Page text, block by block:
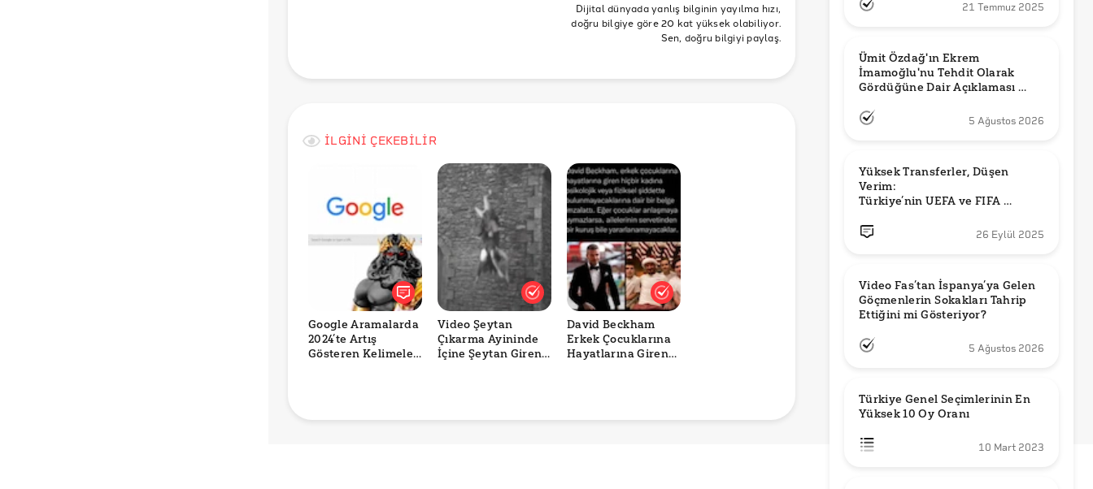
Dijital dünyada yanlış bilginin yayılma hızı,
doğru bilgiye göre 20 kat yüksek olabiliyor.
Sen, doğru bilgiyi paylaş.
İLGİNİ ÇEKEBİLİR
Google Aramalarda
2024’te Artış
Gösteren Kelimeler:
Video Şeytan
Çıkarma Ayininde
İçine Şeytan Giren
David Beckham
Erkek Çocuklarına
Hayatlarına Giren
21 Temmuz 2025
Ümit Özdağ'ın Ekrem
İmamoğlu'nu Tehdit Olarak
Gördüğüne Dair Açıklaması
5 Ağustos 2026
Yüksek Transferler, Düşen
Verim:
Türkiye’nin UEFA ve FIFA
26 Eylül 2025
Video Fas’tan İspanya’ya Gelen
Göçmenlerin Sokakları Tahrip
Ettiğini mi Gösteriyor?
5 Ağustos 2026
Türkiye Genel Seçimlerinin En
Yüksek 10 Oy Oranı
10 Mart 2023